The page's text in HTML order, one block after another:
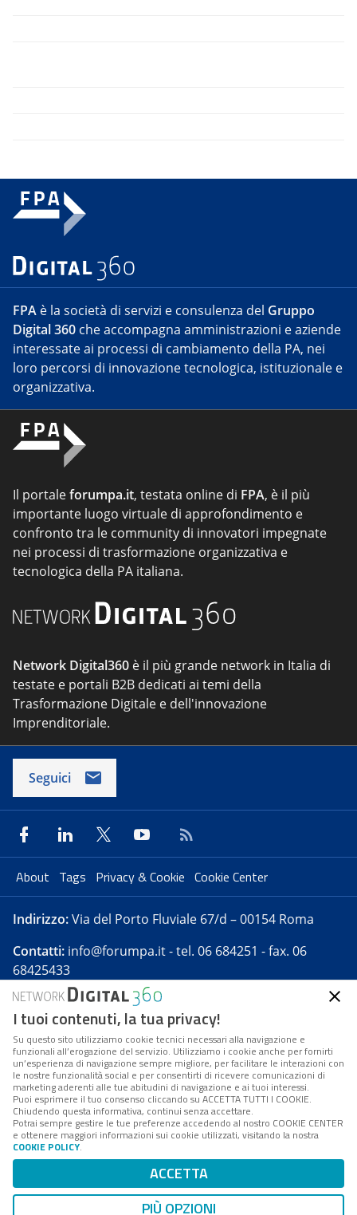
FPA è la società di servizi e consulenza del Gruppo
Digital 360 che accompagna amministrazioni e aziende
interessate ai processi di cambiamento della PA, nei
loro percorsi di innovazione tecnologica, istituzionale e
organizzativa.
Il portaleforumpa.it, testata online di FPA, è il più
importante luogo virtuale di approfondimento e
confronto tra le community di innovatori impegnate
nei processi di trasformazione organizzativa e
tecnologica della PA italiana.
Network Digital360 è il più grande network in Italia di
testate e portali B2B dedicati ai temi della
Trasformazione Digitale e dell'innovazione
Imprenditoriale.
Seguici
About Tags Privacy & Cookie Cookie Center
Indirizzo:Via del Porto Fluviale 67/d – 00154 Roma
Contatti: info@forumpa.it- tel. 06 684251 - fax. 06
68425433
Forumpa.itè una pubblicazione telematica iscritta
presso Registro della stampa del Tribunale di Roma -
Reg. n. 182 del 2 maggio 2008 - Direttore resp. Michela
Stentella
FPA s.r.l. è società soggetta a Direzione e
Coordinamento da parte di Digital360 S.p.A. - FPA s.r.l.
è un'azienda certificata per il sistema di management
Codice Fiscale/Partita IVA n. 10693191008 - R.E.A. Roma
n. 1249791. ISP AWS
Mappa del sito
I tuoi contenuti, la tua privacy!
Su questo sito utilizziamo cookie tecnici necessari alla navigazione e
funzionali all’erogazione del servizio. Utilizziamo i cookie anche per fornirti
un’esperienza di navigazione sempre migliore, per facilitare le interazioni con
le nostre funzionalità social e per consentirti di ricevere comunicazioni di
marketing aderenti alle tue abitudini di navigazione e ai tuoi interessi.
Puoi esprimere il tuo consenso cliccando su ACCETTA TUTTI I COOKIE.
Chiudendo questa informativa, continui senza accettare.
Potrai sempre gestire le tue preferenze accedendo al nostro COOKIE CENTER
e ottenere maggiori informazioni sui cookie utilizzati, visitando la nostra
COOKIE POLICY.
ACCETTA
PIÙ OPZIONI